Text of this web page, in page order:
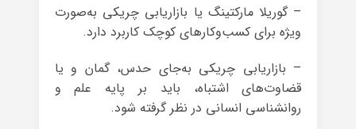
– گوریلا مارکتینگ یا بازاریابی چریکی به‌صورت
ویژه برای کسب‌وکارهای کوچک کاربرد دارد.
– بازاریابی چریکی به‌جای حدس، گمان و یا
قضاوت‌های اشتباه، باید بر پایه علم و
روانشناسی انسانی در نظر گرفته شود.